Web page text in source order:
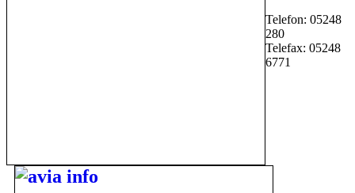
Telefon: 05248
280
Telefax: 05248
6771